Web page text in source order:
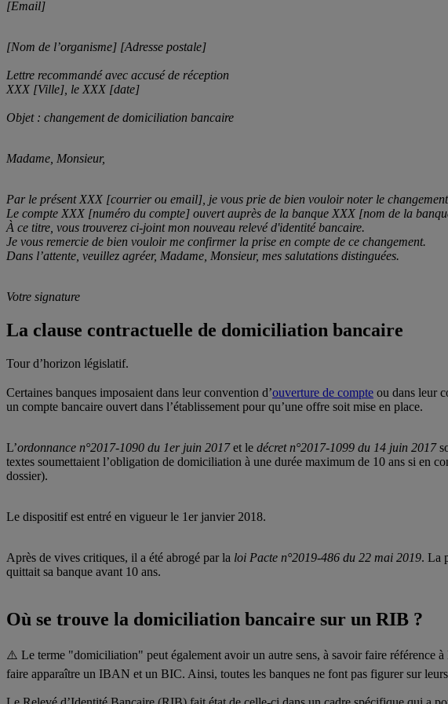
[Email]
[Nom de l’organisme] [Adresse postale]
Lettre recommandé avec accusé de réception
XXX [Ville], le XXX [date]
Objet : changement de domiciliation bancaire
Madame, Monsieur,
Par le présent XXX [courrier ou email], je vous prie de bien vouloir noter le changement
Le compte XXX [numéro du compte] ouvert auprès de la banque XXX [nom de la
À ce titre, vous trouverez ci-joint mon nouveau relevé d'identité bancaire.
Je vous remercie de bien vouloir me confirmer la prise en compte de ce changement.
Dans l’attente, veuillez agréer, Madame, Monsieur, mes salutations distinguées.
Votre signature
La clause contractuelle de domiciliation bancaire
Tour d’horizon législatif.
Certaines banques imposaient dans leur convention d’ouverture de compte ou dans leur
un compte bancaire ouvert dans l’établissement pour qu’une offre soit mise en place.
L’ordonnance n°2017-1090 du 1er juin 2017et le décret n°2017-1099 du 14 juin 2017
textes soumettaient l’obligation de domiciliation à une durée maximum de 10 ans si en
dossier).
Le dispositif est entré en vigueur le 1er janvier 2018.
Après de vives critiques, il a été abrogé par la loi Pacte n°2019-486 du 22 mai 2019. La
quittait sa banque avant 10 ans.
Où se trouve la domiciliation bancaire sur un RIB ?
⚠️ Le terme "domiciliation" peut également avoir un autre sens, à savoir faire référence
faire apparaître un IBAN et un BIC. Ainsi, toutes les banques ne font pas figurer sur